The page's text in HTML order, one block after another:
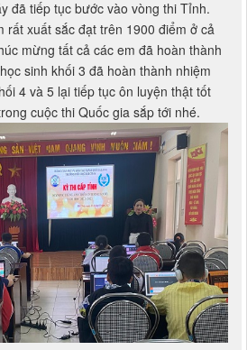
đã tiếp tục bước vào vòng thi Tỉnh.
rất xuất sắc đạt trên 1900 điểm ở cả
mừng tất cả các em đã hoàn thành
sinh khối 3 đã hoàn thành nhiệm
4 và 5 lại tiếp tục ôn luyện thật tốt
cuộc thi Quốc gia sắp tới nhé.